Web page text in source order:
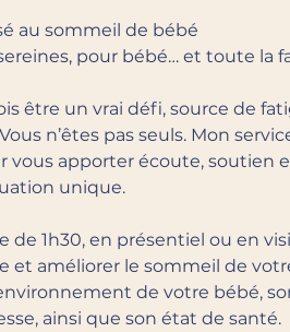
au sommeil de bébé
pour bébé… et toute la
être un vrai défi, source de
n’êtes pas seuls. Mon
vous apporter écoute, soutien
unique.
de 1h30, en présentiel ou en
et améliorer le sommeil de
de votre bébé,
ainsi que son état de santé.